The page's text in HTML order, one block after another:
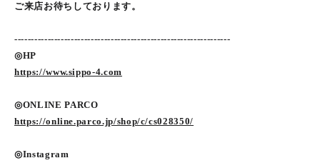
ご来店お待ちしております。
-----------------------------------------------------------------
◎HP
https://www.sippo-4.com
◎ONLINE PARCO
https://online.parco.jp/shop/c/cs028350/
◎Instagram